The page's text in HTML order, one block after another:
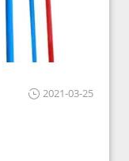
2021-03-25